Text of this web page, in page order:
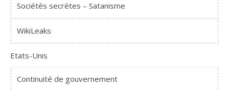
Sociétés secrètes – Satanisme
WikiLeaks
Etats-Unis
Continuité de gouvernement